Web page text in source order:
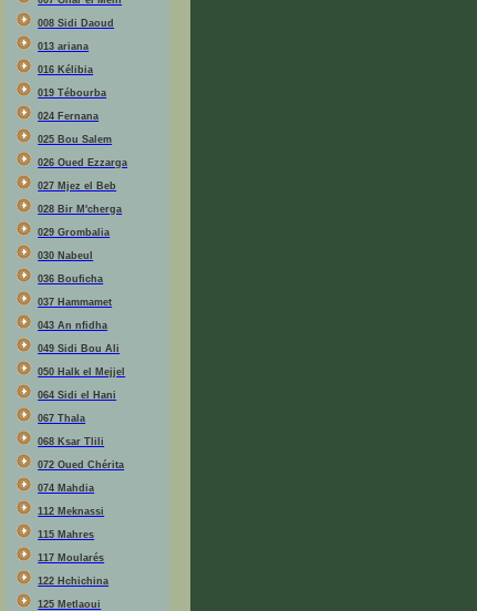
008 Sidi Daoud
013 ariana
016 Kélibia
019 Tébourba
024 Fernana
025 Bou Salem
026 Oued Ezzarga
027 Mjez el Beb
028 Bir M'cherga
029 Grombalia
030 Nabeul
036 Bouficha
037 Hammamet
043 An nfidha
049 Sidi Bou Ali
050 Halk el Mejjel
064 Sidi el Hani
067 Thala
068 Ksar Tlili
072 Oued Chérita
074 Mahdia
112 Meknassi
115 Mahres
117 Moularés
122 Hchichina
125 Metlaoui